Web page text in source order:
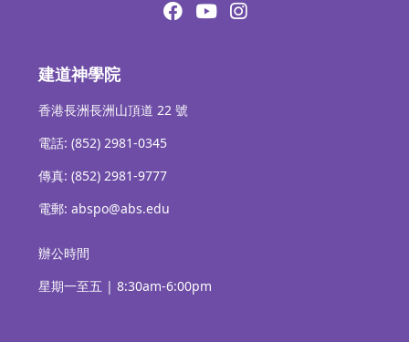
建道神學院
香港長洲長洲山頂道 22 號
電話: (852) 2981-0345
傳真: (852) 2981-9777
電郵: abspo@abs.edu
辦公時間
星期一至五 | 8:30am-6:00pm